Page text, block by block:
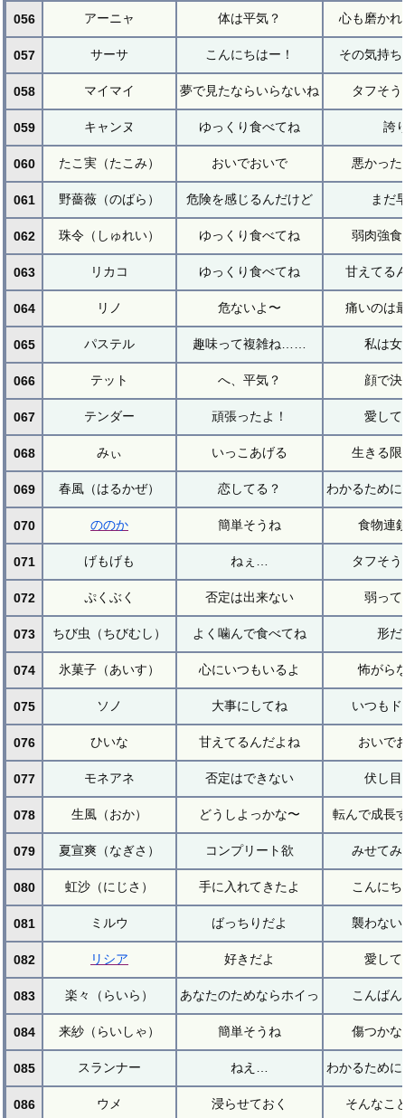
056 アーニャ 体は平気？ 心も磨か
057 サーサ こんにちはー！ その気持
058 マイマイ 夢で見たならいらないね タフそ
059 キャンヌ ゆっくり食べてね 誇
060 たこ実（たこみ） おいでおいで 悪かっ
061 野薔薇（のばら） 危険を感じるんだけど まだ
062 珠令（しゅれい） ゆっくり食べてね 弱肉強
063 リカコ ゆっくり食べてね 甘えてる
064 リノ 危ないよ〜 痛いのは
065 パステル 趣味って複雑ね…… 私は女
066 テット へ、平気？ 顔で
067 テンダー 頑張ったよ！ 愛して
068 みぃ いっこあげる 生きる
069 春風（はるかぜ） 恋してる？ わかるため
070 ののか 簡単そうね 食物連
071 げもげも ねぇ… タフそ
072 ぷくぶく 否定は出来ない 弱って
073 ちび虫（ちびむし） よく噛んで食べてね 形だ
074 氷菓子（あいす） 心にいつもいるよ 怖がら
075 ソノ 大事にしてね いつも
076 ひいな 甘えてるんだよね おいで
077 モネアネ 否定はできない 伏し目
078 生風（おか） どうしよっかな〜 転んで成長
079 夏宣爽（なぎさ） コンプリート欲 みせて
080 虹沙（にじさ） 手に入れてきたよ こんに
081 ミルウ ばっちりだよ 襲わな
082 リシア 好きだよ 愛して
083 楽々（らいら） あなたのためならホイっ こんば
084 来紗（らいしゃ） 簡単そうね 傷つか
085 スランナー ねえ… わかるため
086 ウメ 浸らせておく そんなこ